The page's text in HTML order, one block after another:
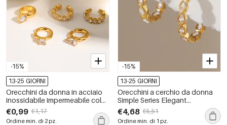
-15%
13-25 GIORNI
Orecchini da donna in acciaio
inossidabile impermeabile color
oro con strass
€0,99 €1,17
Ordine min. di 2 pz.
-15%
13-25 GIORNI
Orecchini a cerchio da donna
Simple Series Elegant
Patchwork Circle in acciaio
inossidabile impermeabile.
€4,68 €5,51
Ordine min. di 1 pz.